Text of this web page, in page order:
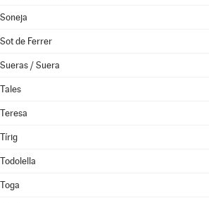
Soneja
Sot de Ferrer
Sueras / Suera
Tales
Teresa
Tírig
Todolella
Toga